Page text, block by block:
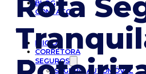
BLOG
CONTATO
INICIO
CORRETORA
SEGUROS
SEGURO AUTOMÓVEL